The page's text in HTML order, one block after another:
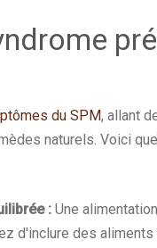
du SPM, allant
naturels. Voici
: Une
d'inclure des